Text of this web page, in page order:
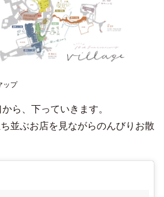
ップ
ら、下っていきます。
並ぶお店を見ながらのんびりお散